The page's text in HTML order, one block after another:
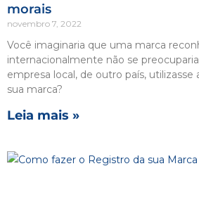
morais
novembro 7, 2022
Você imaginaria que uma marca
internacionalmente não se
empresa local, de outro país, utilizasse
sua marca?
Leia mais »